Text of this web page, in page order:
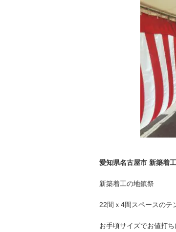
愛知県名古屋市 新築
新築着工の地鎮祭
22間ｘ4間スペースのテ
お手頃サイズでお値打